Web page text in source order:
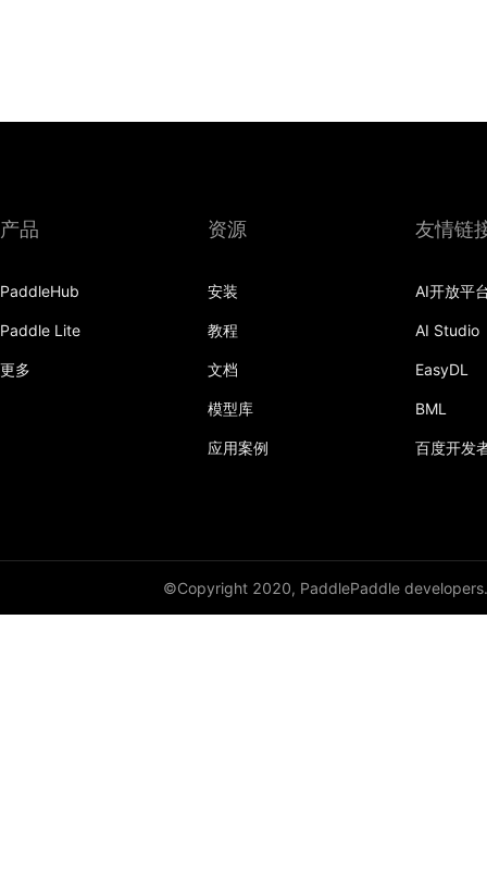
产品
PaddleHub
Paddle Lite
更多
资源
安装
教程
文档
模型库
应用案例
友情链
AI开放平
AI Studio
EasyDL
BML
百度开发
©Copyright 2020, PaddlePaddle developers.